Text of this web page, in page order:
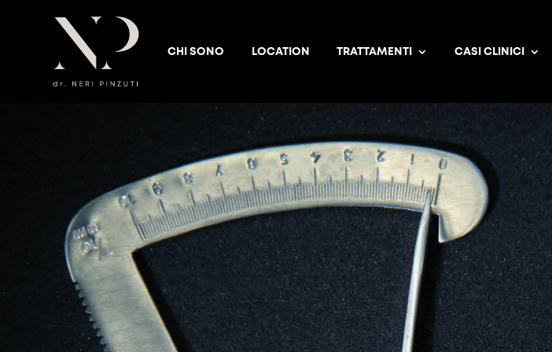
CHI SONO LOCATION TRATTAMENTI CASI CLINICI